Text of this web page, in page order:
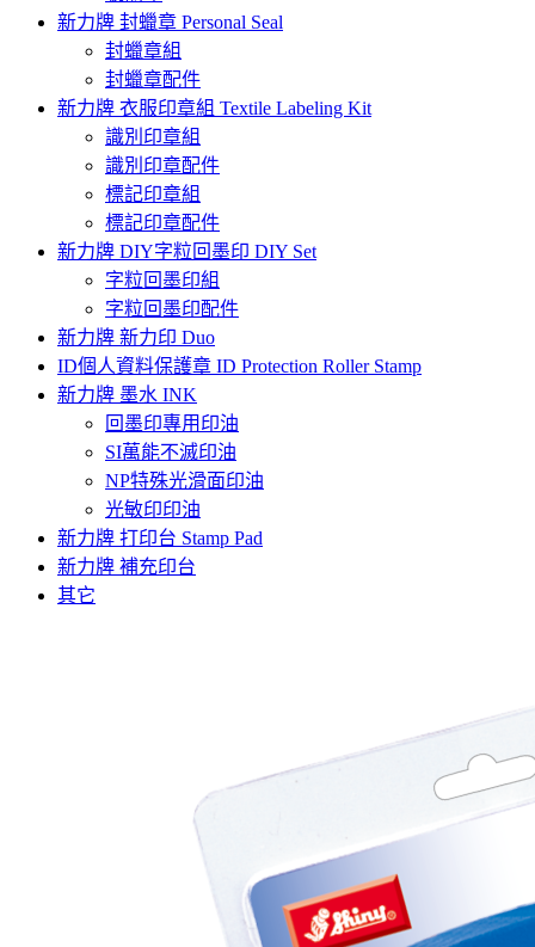
新力牌 封蠟章 Personal Seal
封蠟章組
封蠟章配件
新力牌 衣服印章組 Textile Labeling Kit
識別印章組
識別印章配件
標記印章組
標記印章配件
新力牌 DIY字粒回墨印 DIY Set
字粒回墨印組
字粒回墨印配件
新力牌 新力印 Duo
ID個人資料保護章 ID Protection Roller Stamp
新力牌 墨水 INK
回墨印專用印油
SI萬能不滅印油
NP特殊光滑面印油
光敏印印油
新力牌 打印台 Stamp Pad
新力牌 補充印台
其它